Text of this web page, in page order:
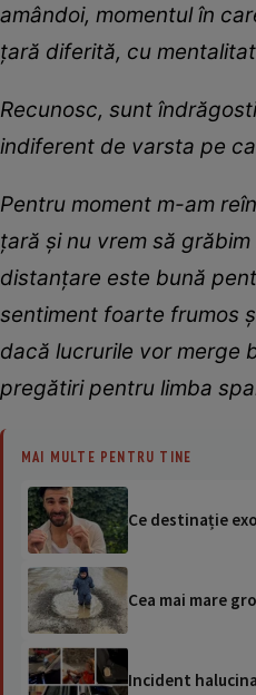
amândoi, momentul în
țară diferită, cu
Recunosc, sunt
indiferent de varsta pe
Pentru moment m-am
țară și nu vrem să
distanțare este bună
sentiment foarte frumos
dacă lucrurile vor merge
pregătiri pentru limba
MAI MULTE PENTRU TINE
Ce destinație
Cea mai mare
Incident